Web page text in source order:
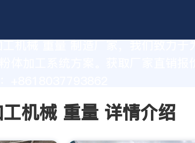
体加工系统方案。获取厂家直销报
机械 重量 详情介绍